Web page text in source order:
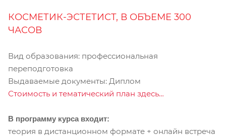
КОСМЕТИК-ЭСТЕТИСТ, В ОБЪЕМЕ 300
ЧАСОВ
Вид образования: профессиональная
переподготовка
Выдаваемые документы: Диплом
Стоимость и тематический план здесь…
В программу курса входит:
теория в дистанционном формате + онлайн встреча